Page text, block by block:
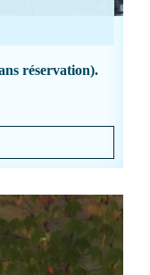
réservation).